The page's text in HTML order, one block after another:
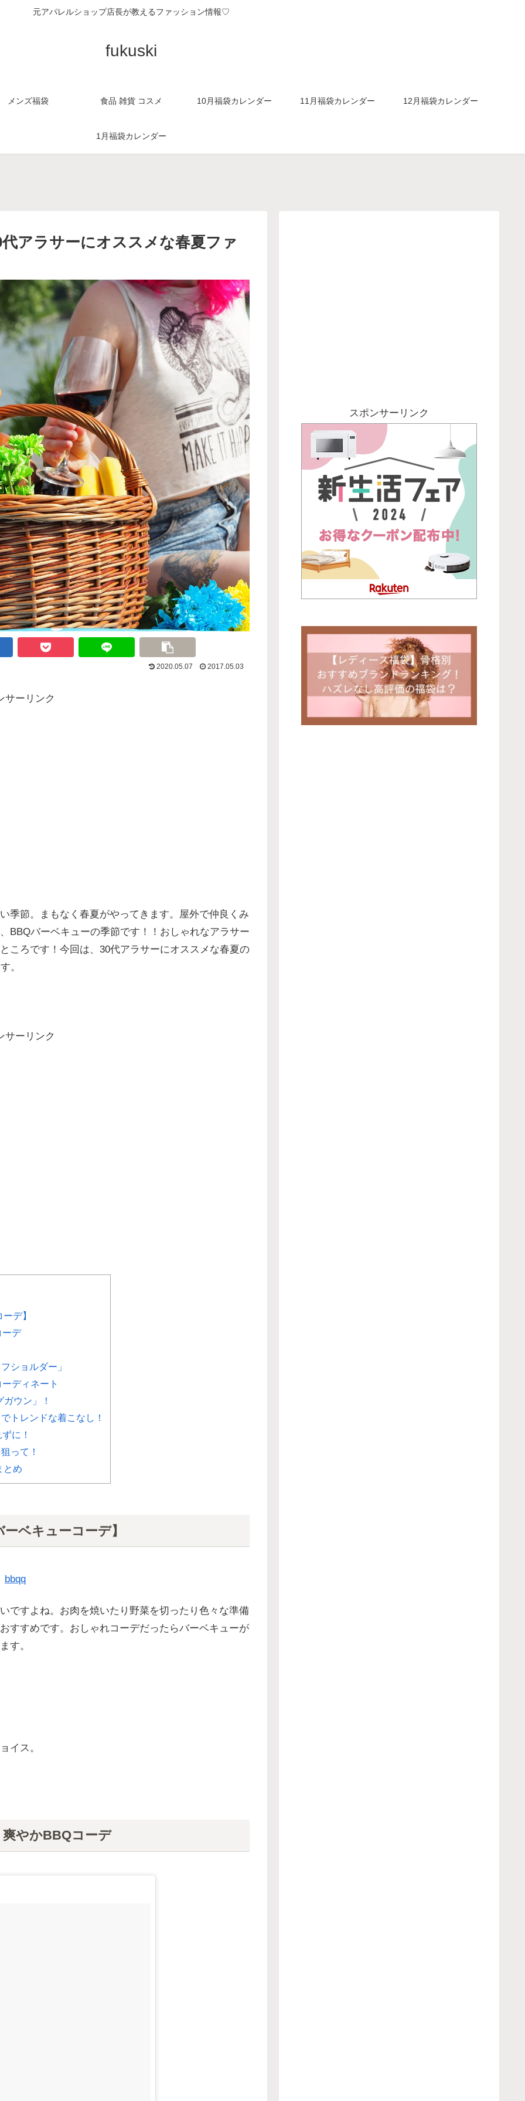
元アパレルショップ店長が教えるファッション情報♡
fukuski
メンズ福袋 食品 雑貨 コスメ 10月福袋カレンダー 11月福袋カレンダー 12月福袋カレンダー
1月福袋カレンダー
アラサーにオススメな春夏ファ
2020.05.07 2017.05.03
サーリンク
季節。まもなく春夏がやってきます。屋外で仲良くみ
BBQバーベキューの季節です！！おしゃれなアラサー
ころです！今回は、30代アラサーにオススメな春夏の
。
サーリンク
デ】
ーデ
ショルダー」
ディネート
ウン」！
トレンドな着こなし！
に！
って！
とめ
ベキューコーデ】
bbqq
ですよね。お肉を焼いたり野菜を切ったり色々な準備
すすめです。おしゃれコーデだったらバーベキューが
す。
イス。
やかBBQコーデ
スポンサーリンク